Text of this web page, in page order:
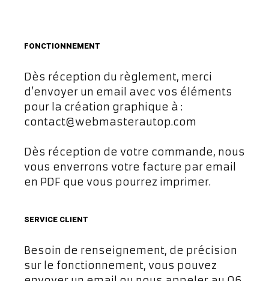
FONCTIONNEMENT
Dès réception du règlement, merci
d’envoyer un email avec vos éléments
pour la création graphique à :
contact@webmasterautop.com
Dès réception de votre commande, nous
vous enverrons votre facture par email
en PDF que vous pourrez imprimer.
SERVICE CLIENT
Besoin de renseignement, de précision
sur le fonctionnement, vous pouvez